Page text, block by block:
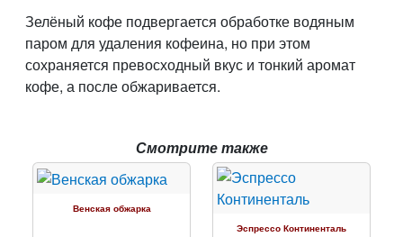
Зелёный кофе подвергается обработке водяным
паром для удаления кофеина, но при этом
сохраняется превосходный вкус и тонкий аромат
кофе, а после обжаривается.
Смотрите также
Венская обжарка
Эспрессо Континенталь